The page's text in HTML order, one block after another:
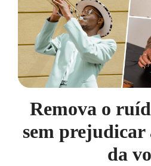
Remova o
sem prejudicar
da